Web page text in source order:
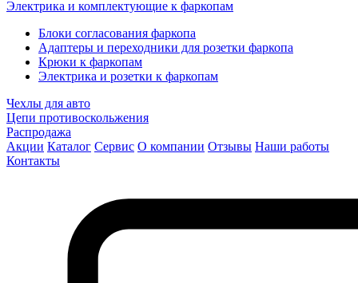
Электрика и комплектующие к фаркопам
Блоки согласования фаркопа
Адаптеры и переходники для розетки фаркопа
Крюки к фаркопам
Электрика и розетки к фаркопам
Чехлы для авто
Цепи противоскольжения
Распродажа
Акции Каталог Сервис О компании Отзывы Наши работы
Контакты